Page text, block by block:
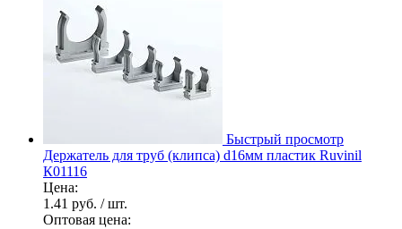
Быстрый просмотр
Держатель для труб (клипса) d16мм пластик Ruvinil
К01116
Цена:
1.41 руб. / шт.
Оптовая цена: